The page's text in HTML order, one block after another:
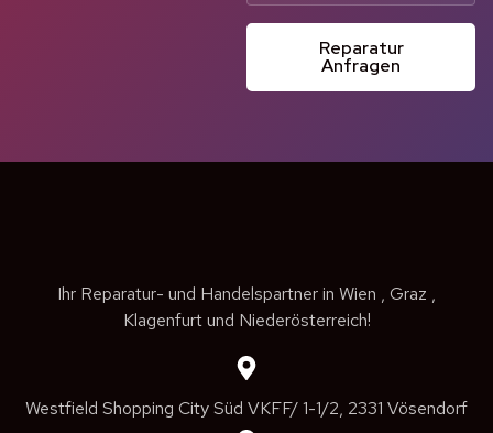
Reparatur
Anfragen
Ihr Reparatur- und Handelspartner in Wien , Graz ,
Klagenfurt und Niederösterreich!
Westfield Shopping City Süd VKFF/ 1-1/2, 2331 Vösendorf